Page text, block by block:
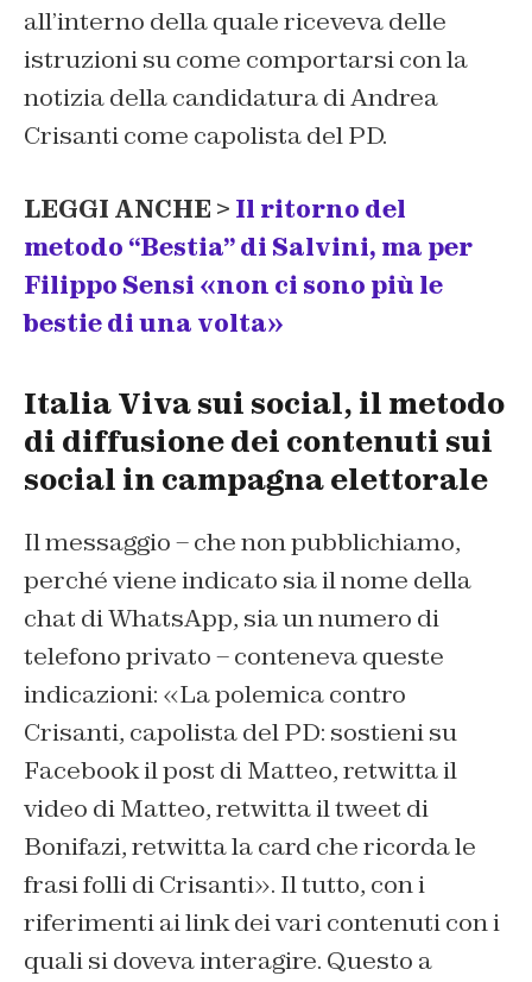
all’interno della quale riceveva delle
istruzioni su come comportarsi con la
notizia della candidatura di Andrea
Crisanti come capolista del PD.
LEGGI ANCHE > Il ritorno del
metodo “Bestia” di Salvini, ma per
Filippo Sensi «non ci sono più le
bestie di una volta»
Italia Viva sui social, il metodo
di diffusione dei contenuti sui
social in campagna elettorale
Il messaggio – che non pubblichiamo,
perché viene indicato sia il nome della
chat di WhatsApp, sia un numero di
telefono privato – conteneva queste
indicazioni: «La polemica contro
Crisanti, capolista del PD: sostieni su
Facebook il post di Matteo, retwitta il
video di Matteo, retwitta il tweet di
Bonifazi, retwitta la card che ricorda le
frasi folli di Crisanti». Il tutto, con i
riferimenti ai link dei vari contenuti con i
quali si doveva interagire. Questo a